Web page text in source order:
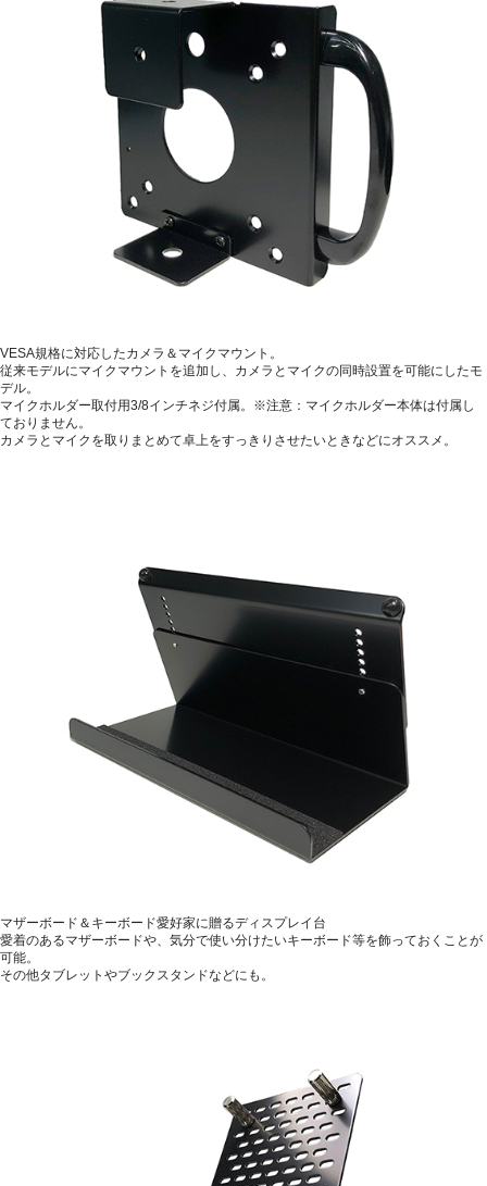
VESA規格に対応したカメラ＆マイクマウント。
従来モデルにマイクマウントを追加し、カメラとマイクの同時設置を可能にしたモ
デル。
マイクホルダー取付用3/8インチネジ付属。※注意：マイクホルダー本体は付属し
ておりません。
カメラとマイクを取りまとめて卓上をすっきりさせたいときなどにオススメ。
マザーボード＆キーボード愛好家に贈るディスプレイ台
愛着のあるマザーボードや、気分で使い分けたいキーボード等を飾っておくことが
可能。
その他タブレットやブックスタンドなどにも。